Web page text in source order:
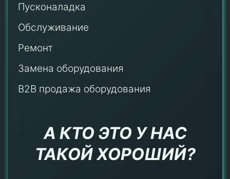
Пусконаладка
Обслуживание
Ремонт
Замена оборудования
B2B продажа оборудования
А КТО ЭТО У НАС
ТАКОЙ ХОРОШИЙ?